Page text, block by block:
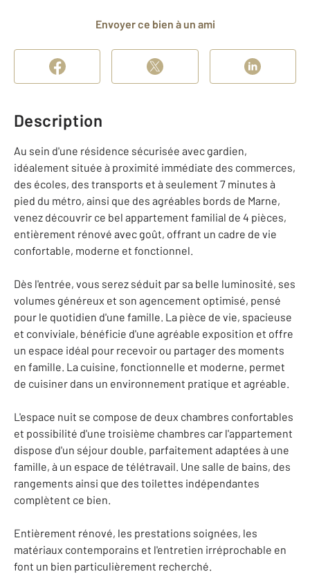
Envoyer ce bien à un ami
Description
Au sein d'une résidence sécurisée avec gardien,
idéalement située à proximité immédiate des commerces,
des écoles, des transports et à seulement 7 minutes à
pied du métro, ainsi que des agréables bords de Marne,
venez découvrir ce bel appartement familial de 4 pièces,
entièrement rénové avec goût, offrant un cadre de vie
confortable, moderne et fonctionnel.
Dès l'entrée, vous serez séduit par sa belle luminosité, ses
volumes généreux et son agencement optimisé, pensé
pour le quotidien d'une famille. La pièce de vie, spacieuse
et conviviale, bénéficie d'une agréable exposition et offre
un espace idéal pour recevoir ou partager des moments
en famille. La cuisine, fonctionnelle et moderne, permet
de cuisiner dans un environnement pratique et agréable.
L'espace nuit se compose de deux chambres confortables
et possibilité d'une troisième chambres car l'appartement
dispose d'un séjour double, parfaitement adaptées à une
famille, à un espace de télétravail. Une salle de bains, des
rangements ainsi que des toilettes indépendantes
complètent ce bien.
Entièrement rénové, les prestations soignées, les
matériaux contemporains et l'entretien irréprochable en
font un bien particulièrement recherché.